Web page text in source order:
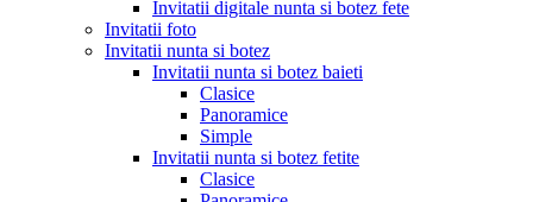
Invitatii digitale nunta si botez fete
Invitatii foto
Invitatii nunta si botez
Invitatii nunta si botez baieti
Clasice
Panoramice
Simple
Invitatii nunta si botez fetite
Clasice